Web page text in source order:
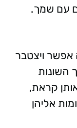
עם שמך.
ויצטבר
השונות
קראת,
אליהן